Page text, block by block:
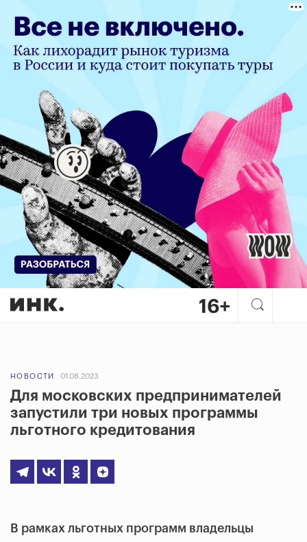
НОВОСТИ 01.08.2023
Для московских предпринимателей
запустили три новых программы
льготного кредитования
В рамках льготных программ владельцы